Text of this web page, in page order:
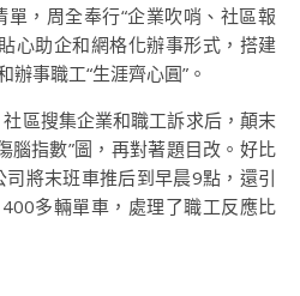
，周全奉行“企業吹哨、社區報
心助企和網格化辦事形式，搭建
辦事職工“生涯齊心圓”。
區搜集企業和職工訴求后，顛末
腦指數”圖，再對著題目改。好比
將末班車推后到早晨9點，還引
多輛單車，處理了職工反應比